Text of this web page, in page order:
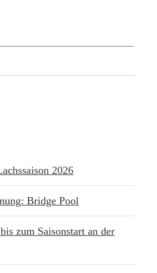
2026
Bridge Pool
zum Saisonstart an der